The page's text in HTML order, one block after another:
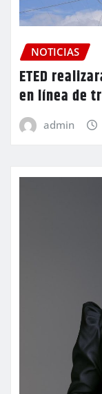
NOTICIAS
ETED
en línea de
admin